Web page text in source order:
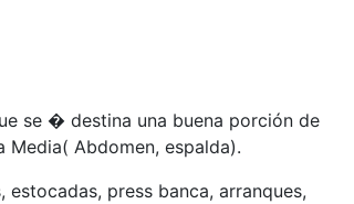
se � destina una buena porción de
Abdomen, espalda).
press banca, arranques,